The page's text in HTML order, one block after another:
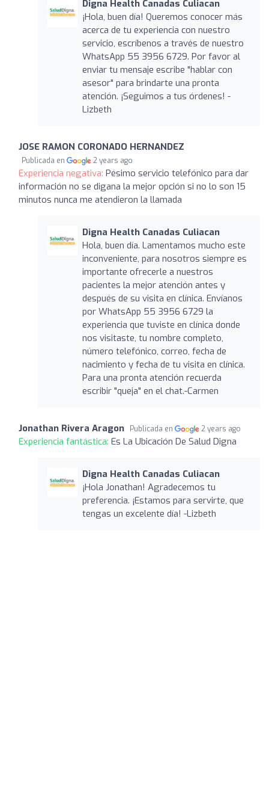
Digna Health Canadas Culiacan
¡Hola, buen día! Queremos conocer más
acerca de tu experiencia con nuestro
servicio, escríbenos a través de nuestro
WhatsApp 55 3956 6729. Por favor al
enviar tu mensaje escribe "hablar con
asesor" para brindarte una pronta
atención. ¡Seguimos a tus órdenes! -
Lizbeth
JOSE RAMON CORONADO HERNANDEZ
Publicada en 2 years ago
Experiencia negativa: Pésimo servicio telefónico para dar
información no se digana la mejor opción si no lo son 15
minutos nunca me atendieron la llamada
Digna Health Canadas Culiacan
Hola, buen día. Lamentamos mucho este
inconveniente, para nosotros siempre es
importante ofrecerle a nuestros
pacientes la mejor atención antes y
después de su visita en clínica. Envíanos
por WhatsApp 55 3956 6729 la
experiencia que tuviste en clínica donde
nos visitaste, tu nombre completo,
número telefónico, correo, fecha de
nacimiento y fecha de tu visita en clínica.
Para una pronta atención recuerda
escribir "queja" en el chat.-Carmen
Jonathan Rivera Aragon Publicada en 2 years ago
Experiencia fantástica: Es La Ubicación De Salud Digna
Digna Health Canadas Culiacan
¡Hola Jonathan! Agradecemos tu
preferencia. ¡Estamos para servirte, que
tengas un excelente día! -Lizbeth